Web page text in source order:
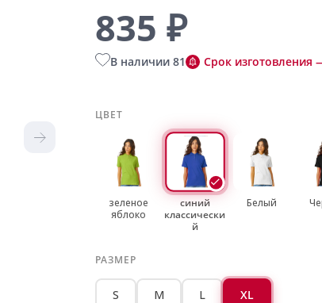
835 ₽
В наличии 81 Срок изготовления
ЦВЕТ
зеленое
яблоко
синий
классически
й
Белый
РАЗМЕР
S M L XL